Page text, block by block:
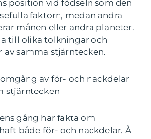
position vid födseln som den
faktorn, medan andra
månen eller andra planeter.
till olika tolkningar och
av samma stjärntecken.
av för- och nackdelar
stjärntecken
gång har fakta om
både för- och nackdelar. Å